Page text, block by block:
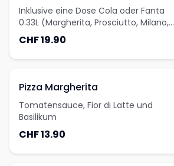
Inklusive eine Dose Cola oder Fanta
0.33L (Margherita, Prosciutto, Milano,
Diavola, Ortolana, Tonno, 4 Stagione, 4
Formaggi, Napoli, Hopp Schwiiz, Hawaii,
Funghi, Pollo)
CHF 19.90
Pizza Margherita
Tomatensauce, Fior di Latte und
Basilikum
CHF 13.90